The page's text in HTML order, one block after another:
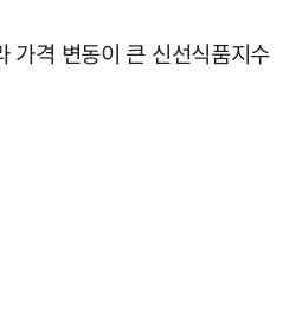
가격 변동이 큰 신선식품지수